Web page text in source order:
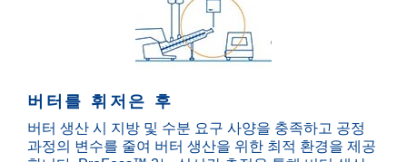
버터를 휘저은 후
버터 생산 시 지방 및 수분 요구 사양을 충족하고 공정
과정의 변수를 줄여 버터 생산을 위한 최적 환경을 제공